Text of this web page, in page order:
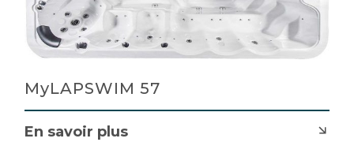
MyLAPSWIM 57
En savoir plus